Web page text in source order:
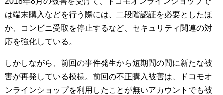
は端末購入などを行う際には、二段階認証を必要としたほ
か、コンビニ受取を停止するなど、セキュリティ関連の対
応を強化している。
しかしながら、前回の事件発生から短期間の間に新たな被
害が再発している模様。前回の不正購入被害は、ドコモオ
ンラインショップを利用したことが無いアカウントでも被